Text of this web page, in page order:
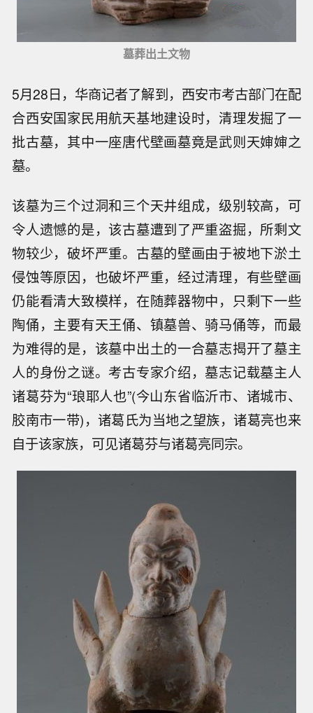
墓葬出土文物
5月28日，华商记者了解到，西安市考古部门在配
合西安国家民用航天基地建设时，清理发掘了一
批古墓，其中一座唐代壁画墓竟是武则天婶婶之
墓。
该墓为三个过洞和三个天井组成，级别较高，可
令人遗憾的是，该古墓遭到了严重盗掘，所剩文
物较少，破坏严重。古墓的壁画由于被地下淤土
侵蚀等原因，也破坏严重，经过清理，有些壁画
仍能看清大致模样，在随葬器物中，只剩下一些
陶俑，主要有天王俑、镇墓兽、骑马俑等，而最
为难得的是，该墓中出土的一合墓志揭开了墓主
人的身份之谜。考古专家介绍，墓志记载墓主人
诸葛芬为“琅耶人也”(今山东省临沂市、诸城市、
胶南市一带)，诸葛氏为当地之望族，诸葛亮也来
自于该家族，可见诸葛芬与诸葛亮同宗。